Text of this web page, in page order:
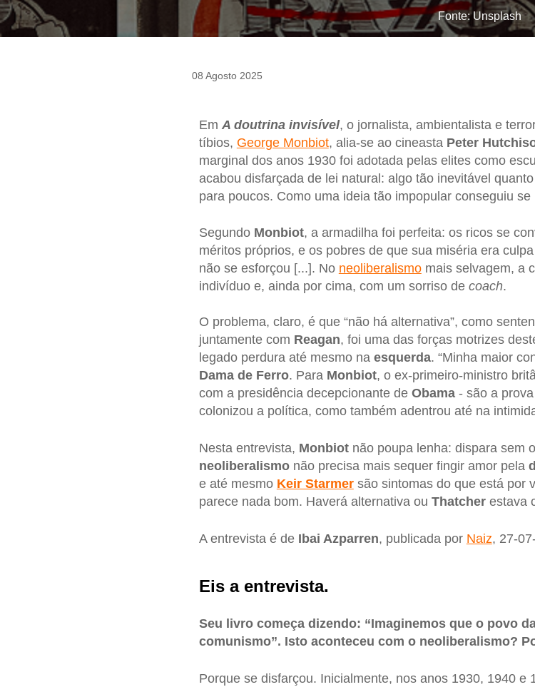
Fonte: Unsplash
08 Agosto 2025
Em A doutrina invisível, o jornalista, ambientalista e
tíbios, George Monbiot, alia-se ao cineasta Peter
marginal dos anos 1930 foi adotada pelas elites como
acabou disfarçada de lei natural: algo tão inevitável
para poucos. Como uma ideia tão impopular conseguiu
Segundo Monbiot, a armadilha foi perfeita: os ricos se
méritos próprios, e os pobres de que sua miséria era
não se esforçou [...]. No neoliberalismomais selvagem, a
indivíduo e, ainda por cima, com um sorriso de coach.
O problema, claro, é que “não há alternativa”, como
juntamente com Reagan, foi uma das forças motrizes
legado perdura até mesmo na esquerda. “Minha maior
Dama de Ferro. Para Monbiot, o ex-primeiro-ministro
com a presidência decepcionante de Obama- são a
colonizou a política, como também adentrou até na
Nesta entrevista, Monbiotnão poupa lenha: dispara sem
neoliberalismonão precisa mais sequer fingir amor pela
e até mesmo Keir Starmersão sintomas do que está por
parece nada bom. Haverá alternativa ou Thatcherestava
A entrevista é de Ibai Azparren, publicada por Naiz, 27-
Eis a entrevista.
Seu livro começa dizendo: “Imaginemos que o povo
comunismo”. Isto aconteceu com o neoliberalismo?
Porque se disfarçou. Inicialmente, nos anos 1930, 1940 e